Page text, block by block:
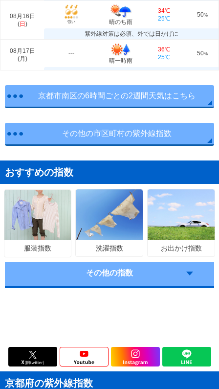
08月16日
(日 ) 強い 晴のち雨
34℃
25℃
50%
紫外線対策は必須、外では日かげに
08月17日
(月 )
---
晴一時雨
36℃
25℃
50%
京都市南区の6時間ごとの2週間天気はこちら
その他の市区町村の紫外線指数
おすすめの指数
服装指数 洗濯指数 お出かけ指数
その他の指数
京都府の紫外線指数